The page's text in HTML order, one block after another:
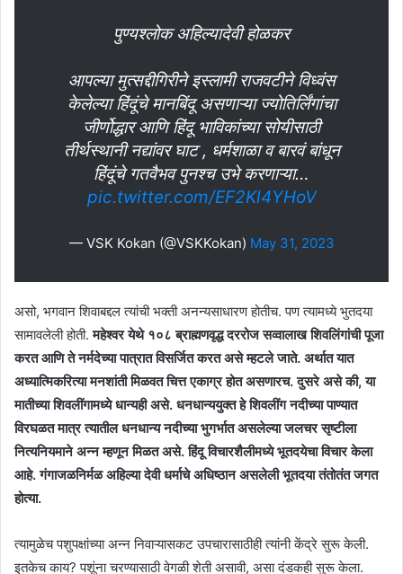
पुण्यश्लोक अहिल्यादेवी होळकर
आपल्या मुत्सद्दीगिरीने इस्लामी राजवटीने विध्वंस
केलेल्या हिंदूंचे मानबिंदू असणाऱ्या ज्योतिर्लिंगांचा
जीर्णोद्धार आणि हिंदू भाविकांच्या सोयीसाठी
तीर्थस्थानी नद्यांवर घाट , धर्मशाळा व बारवं बांधून
हिंदूंचे गतवैभव पुनश्च उभे करणाऱ्या…
pic.twitter.com/EF2Kl4YHoV
— VSK Kokan (@VSKKokan) May 31, 2023
असो, भगवान शिवाबद्दल त्यांची भक्ती अनन्यसाधारण होतीच. पण त्यामध्ये भुतदया
सामावलेली होती. महेश्वर येथे १०८ ब्राह्मणवृद्ध दररोज सव्वालाख शिवलिंगांची पूजा
करत आणि ते नर्मदेच्या पात्रात विसर्जित करत असे म्हटले जाते. अर्थात यात
अध्यात्मिकरित्या मनशांती मिळवत चित्त एकाग्र होत असणारच. दुसरे असे की, या
मातीच्या शिवलींगामध्ये धान्यही असे. धनधान्ययुक्त हे शिवलींग नदीच्या पाण्यात
विरघळत मात्र त्यातील धनधान्य नदीच्या भुगर्भात असलेल्या जलचर सृष्टीला
नित्यनियमाने अन्न म्हणून मिळत असे. हिंदू विचारशैलीमध्ये भूतदयेचा विचार केला
आहे. गंगाजळनिर्मळ अहिल्या देवी धर्माचे अधिष्ठान असलेली भूतदया तंतोतंत जगत
होत्या.
त्यामुळेच पशुपक्षांच्या अन्न निवाऱ्यासकट उपचारासाठीही त्यांनी केंद्रे सुरू केली.
इतकेच काय? पशूंना चरण्यासाठी वेगळी शेती असावी, असा दंडकही सुरू केला.